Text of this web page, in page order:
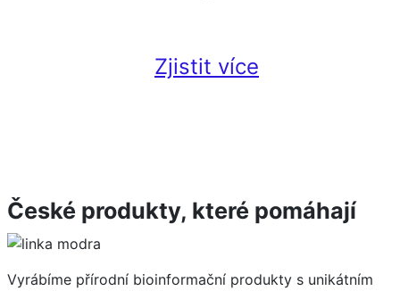
Zjistit více
České produkty, které pomáhají
Vyrábíme přírodní bioinformační produkty s unikátním